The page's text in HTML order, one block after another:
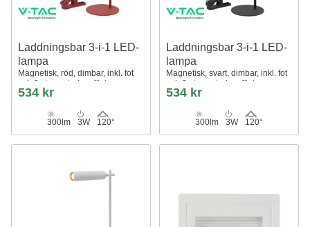
Laddningsbar 3-i-1 LED-
lampa
Magnetisk, röd, dimbar, inkl. fot
och 2 st. monteringsfästen
534 kr
300lm 3W 120°
Laddningsbar 3-i-1 LED-
lampa
Magnetisk, svart, dimbar, inkl. fot
och 2 st. monteringsfästen
534 kr
300lm 3W 120°